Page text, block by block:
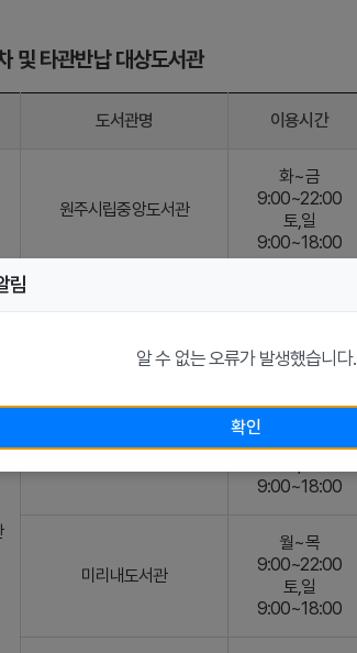
및 타관반납 대상도서관
도서관명 이용시간
원주시립중앙도서관
화~금
9:00~22:00
토,일
9:00~18:00
9:00~18:00
중천철학도서관
9:00~22:00
9:00~18:00
미리내도서관
월~목
9:00~22:00
토,일
9:00~18:00
림
알 수 없는 오류가 발생했습니다.
확인